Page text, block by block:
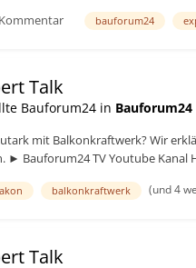
bauforum24
Talk
Bauforum24 in
mit Balkonkraftwerk? Wir
► Bauforum24 TV Youtube
balkonkraftwerk (und 4
Talk